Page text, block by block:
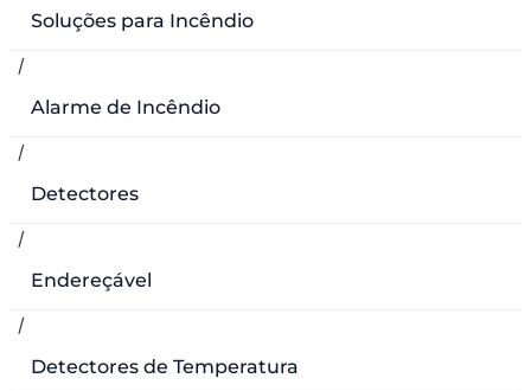
Soluções para Incêndio
/
Alarme de Incêndio
/
Detectores
/
Endereçável
/
Detectores de Temperatura